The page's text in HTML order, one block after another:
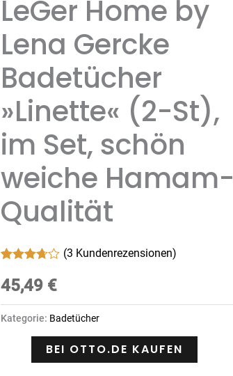
LeGer Home by
Lena Gercke
Badetücher
»Linette« (2-St),
im Set, schön
weiche Hamam-
Qualität
mit3.67
von 5,
basierend
auf
Kundenbewertungen
(3 Kundenrezensionen)
45,49 €
Kategorie: Badetücher
BEI OTTO.DE KAUFEN